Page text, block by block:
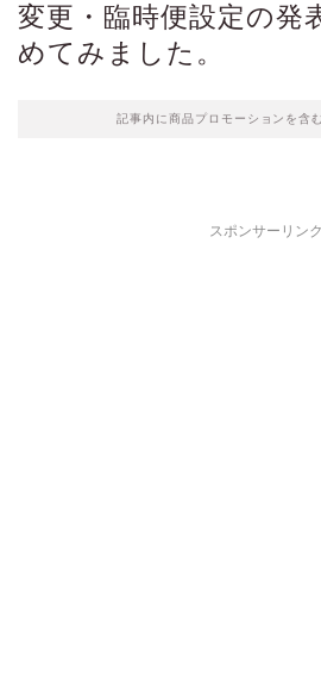
変更・臨時便設定の発
めてみました。
記事内に商品プロモーションを含
スポンサーリンク